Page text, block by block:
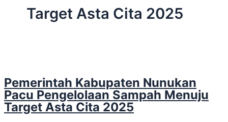
Target Asta Cita 2025
Pemerintah Kabupaten Nunukan
Pacu Pengelolaan Sampah Menuju
Target Asta Cita 2025